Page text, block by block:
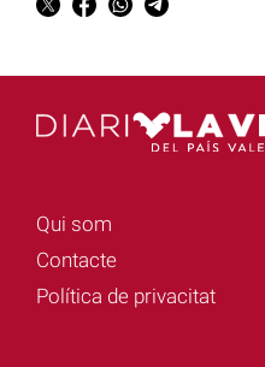
Qui som
Contacte
Política de privacitat